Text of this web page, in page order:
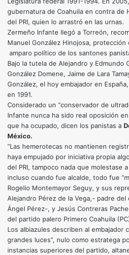
gubernatura de Coahuila en contra de
del PRI, quien lo arrastró en las urnas.
Zermeño Infante llegó a Torreón,
Manuel González Hinojosa,
amparo político de los santones
Bajo la tutela de Alejandro y Edmundo
González Domene, Jaime de Lara
González, el hoy embajador en
en 1991.
Considerado un “conservador de
Infante nunca ha sido real oposición
que ha ocupado, dicen los panistas a
México.
“Las hemerotecas no mantienen
haya empujado por iniciativa propia
del PRI, tampoco nada que molestase
incluso cuando fue alcalde, todo fue
Rogelio Montemayor Seguy, y sus
Alejandro Pérez de la Vega,- padre del
Ángel Pérez-, y Jesús Contreras
del partido palero Primero Coahuila
Los albiazules describen al embajador
grandes luces”, nulo como estratega
instancias superiores del partido,